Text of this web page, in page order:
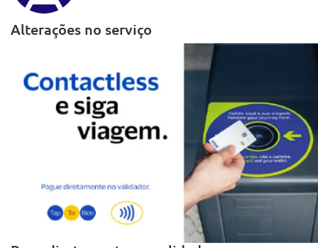
Alterações no serviço